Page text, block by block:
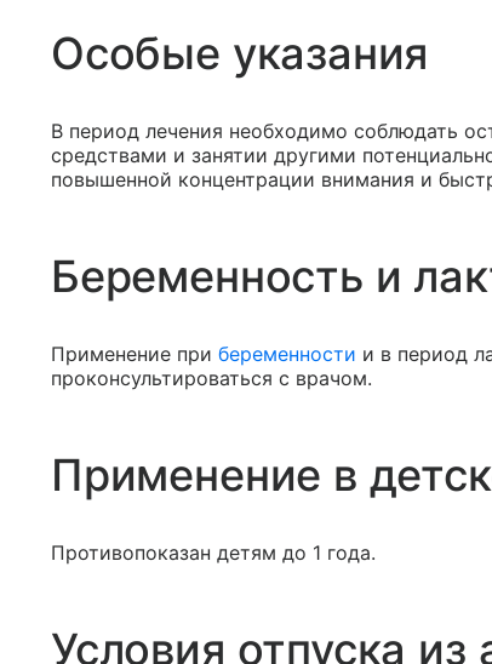
Особые указания
В период лечения необходимо соблюдать
средствами и занятии другими
повышенной концентрации внимания и
Беременность и
Применение при беременности и в период
проконсультироваться с врачом.
Применение в
Противопоказан детям до 1 года.
Условия отпуска из